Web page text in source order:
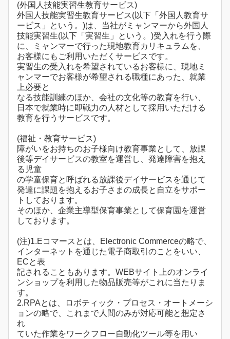
(外国人技能実習生教育サービス)
外国人技能実習生教育サービス(以下「外国人教育サ
ービス」という。)は、当社がミャンマーから外国人
技能実習生(以下「実習生」という。)受入れを行う際
に、ミャンマーで行った現地教育カリキュラムを、
お客様にもご利用いただくサービスです。
実習生の受入れを希望されているお客様に、現地ミ
ャンマーでお客様が希望される職種にあった、就業
上必要と
なる技能訓練のほか、会社の文化等の教育を行い、
日本で就業時に即戦力の人材として採用いただける
教育を行うサービスです。
(福祉・教育サービス)
障がいをお持ちのお子様向け教育事業として、放課
後等デイサービスの教室を運営し、発達障害を抱え
る児童
の学童保育と呼ばれる放課後デイサービスを通じて
発達に課題を抱えるお子さまの成長と自立をサポー
トしております。
そのほか、企業主導型保育事業として保育園を運営
しております。
(注)1.Eコマースとは、Electronic Commerceの略で、
インターネットを通じた電子商取引のことをいい、
ECと表
記されることもあります。WEBサイト上のオンライ
ンショップを利用した物品販売等がこれに当たりま
す。
2.RPAとは、ロボティック・プロセス・オートメーシ
ョンの略で、これまで人間のみが対応可能と想定さ
れ
ていた作業をワークフロー自動化ツール等を用い